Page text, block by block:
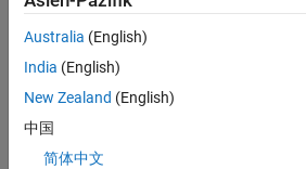
keine
offenen
Stellen
können,
die
Australia (English)
India (English)
New Zealand (English)
中国
简体中文